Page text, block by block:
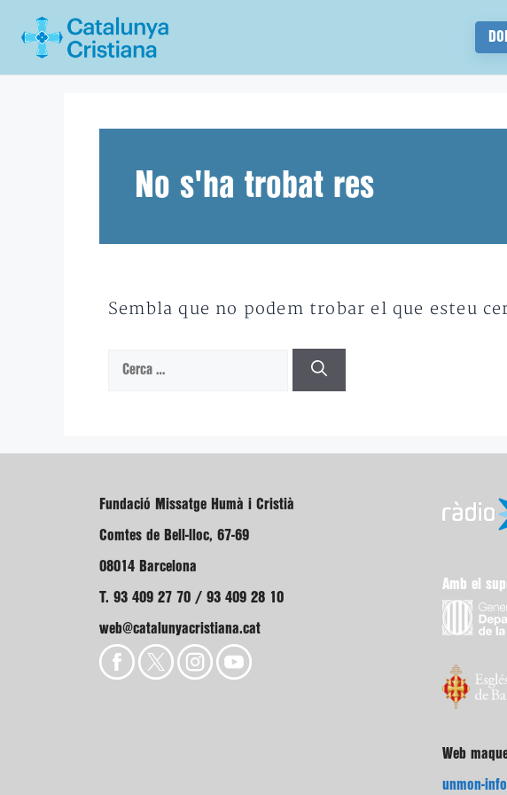
No s'ha trobat res
Sembla que no podem trobar el que esteu
Cerca:
Fundació Missatge Humà i Cristià
Comtes de Bell-lloc, 67-69
08014 Barcelona
T. 93 409 27 70 / 93 409 28 10
web@catalunyacristiana.cat
Amb el
Web
unmon-